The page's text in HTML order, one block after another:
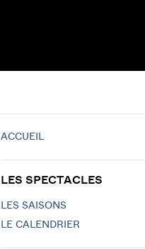
ACCUEIL
LES SPECTACLES
LES SAISONS
LE CALENDRIER